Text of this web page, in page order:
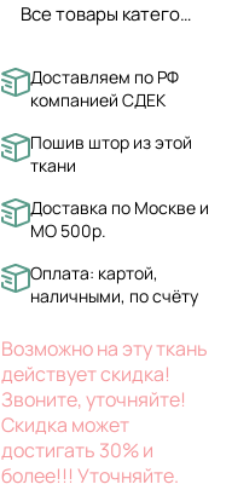
Все товары категории
Доставляем по РФ
компанией СДЕК
Пошив штор из этой
ткани
Доставка по Москве и
МО 500р.
Оплата: картой,
наличными, по счёту
Возможно на эту ткань
действует скидка!
Звоните, уточняйте!
Скидка может
достигать 30% и
более!!! Уточняйте.